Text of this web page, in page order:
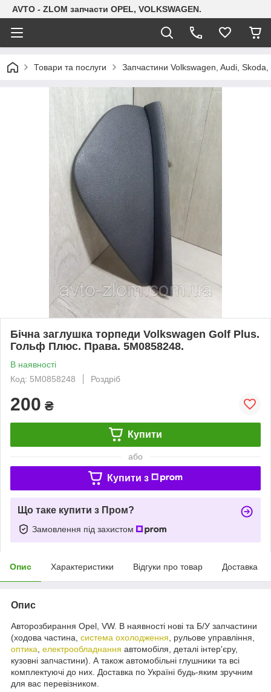
AVTO - ZLOM запчасти OPEL, VOLKSWAGEN.
Товари та послуги Запчастини Volkswagen, Audi, Skoda,
Бічна заглушка торпеди Volkswagen Golf Plus.
Гольф Плюс. Права. 5M0858248.
В наявності
Код: 5M0858248
Роздріб
200 ₴
Купити
або
Купити з
Що таке купити з Пром?
Замовлення під захистом
Опис Характеристики Відгуки про товар Доставка
Опис
Авторозбирання Opel, VW. В наявності нові та Б/У запчастини
(ходова частина, система охолодження , рульове управління,
оптика електрообладнання автомобіля, деталі інтер'єру,
кузовні запчастини). А також автомобільні глушники та всі
комплектуючі до них. Доставка по Україні будь-яким зручним
для вас перевізником.